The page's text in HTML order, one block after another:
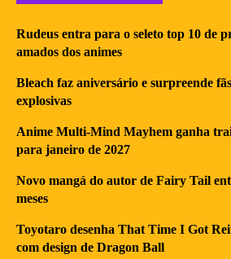
Rudeus entra para o seleto top 10 de
amados dos animes
Bleach faz aniversário e surpreende
explosivas
Anime Multi-Mind Mayhem ganha
para janeiro de 2027
Novo mangá do autor de Fairy Tail
meses
Toyotaro desenha That Time I Got
com design de Dragon Ball